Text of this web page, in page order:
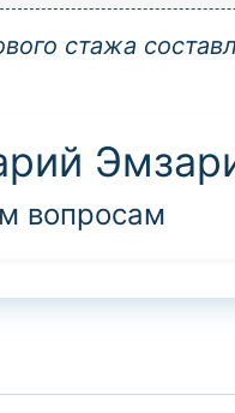
стажа
вопросам